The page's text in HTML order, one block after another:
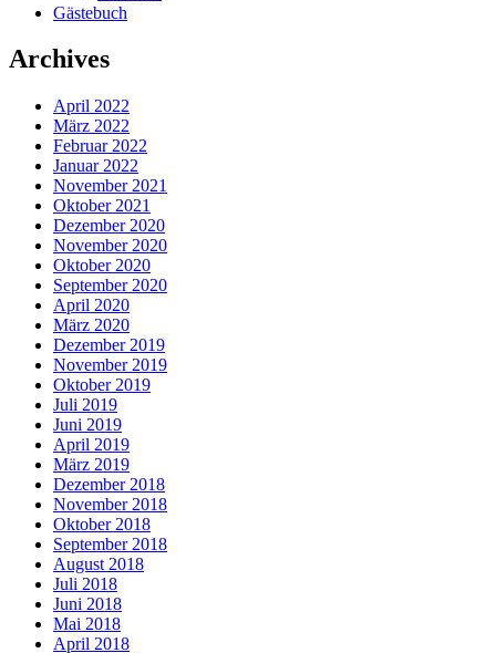
Gästebuch
Archives
April 2022
März 2022
Februar 2022
Januar 2022
November 2021
Oktober 2021
Dezember 2020
November 2020
Oktober 2020
September 2020
April 2020
März 2020
Dezember 2019
November 2019
Oktober 2019
Juli 2019
Juni 2019
April 2019
März 2019
Dezember 2018
November 2018
Oktober 2018
September 2018
August 2018
Juli 2018
Juni 2018
Mai 2018
April 2018